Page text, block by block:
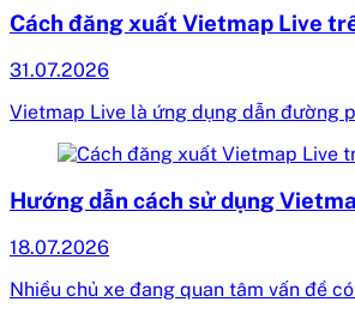
Cách đăng xuất Vietmap Live
31.07.2026
Vietmap Live là ứng dụng dẫn đường
Hướng dẫn cách sử dụng
18.07.2026
Nhiều chủ xe đang quan tâm vấn đề